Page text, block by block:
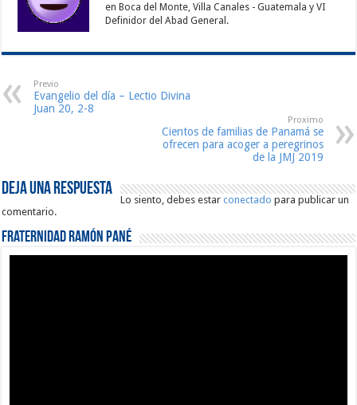
en Boca del Monte, Villa Canales - Guatemala y VI
Definidor del Abad General.
Previo
Evangelio del día – Lectio Divina
Juan 20, 2-8
Proximo
Cientos de familias de Panamá se
ofrecen para acoger a peregrinos
de la JMJ 2019
Deja una respuesta
Lo siento, debes estarconectado para publicar un
comentario.
Fraternidad Ramón Pané